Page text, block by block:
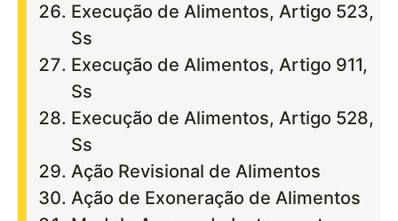
Execução de Alimentos, Artigo 523,
Ss
Execução de Alimentos, Artigo 911,
Ss
Execução de Alimentos, Artigo 528,
Ss
Ação Revisional de Alimentos
Ação de Exoneração de Alimentos